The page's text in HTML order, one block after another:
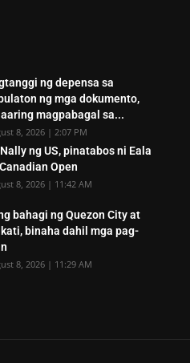
ng depensa sa
ng mga dokumento,
magpabagal sa...
8, 2026 | 2:07 PM
ng US, pinatabos ni Eala
Open
8, 2026 | 11:42 AM
bahagi ng Quezon City at
binaha dahil mga pag-
8, 2026 | 11:29 AM